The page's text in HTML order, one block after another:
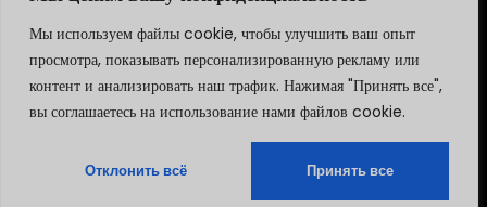
Мы используем файлы cookie, чтобы улучшить ваш опыт
просмотра, показывать персонализированную рекламу или
контент и анализировать наш трафик. Нажимая "Принять все",
вы соглашаетесь на использование нами файлов cookie.
Отклонить всё Принять все